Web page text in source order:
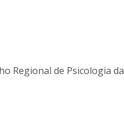
Regional de Psicologia da